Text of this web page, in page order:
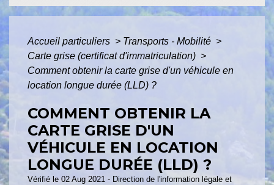
Accueil particuliers > Transports - Mobilité >
Carte grise (certificat d'immatriculation) >
Comment obtenir la carte grise d'un véhicule en
location longue durée (LLD) ?
COMMENT OBTENIR LA
CARTE GRISE D'UN
VÉHICULE EN LOCATION
LONGUE DURÉE (LLD) ?
Vérifié le 02 Aug 2021 - Direction de l'information légale et